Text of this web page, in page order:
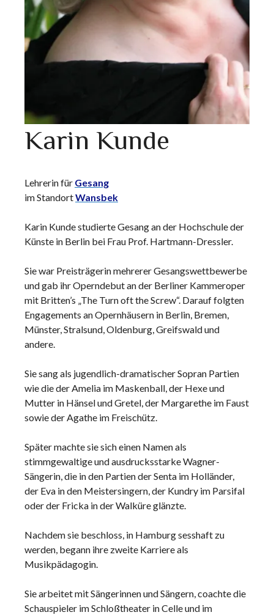
Karin Kunde
Lehrerin für Gesang
im StandortWansbek
Karin Kunde studierte Gesang an der Hochschule der
Künste in Berlin bei Frau Prof. Hartmann-Dressler.
Sie war Preisträgerin mehrerer Gesangswettbewerbe
und gab ihr Operndebut an der Berliner Kammeroper
mit Britten’s „The Turn oft the Screw“. Darauf folgten
Engagements an Opernhäusern in Berlin, Bremen,
Münster, Stralsund, Oldenburg, Greifswald und
andere.
Sie sang als jugendlich-dramatischer Sopran Partien
wie die der Amelia im Maskenball, der Hexe und
Mutter in Hänsel und Gretel, der Margarethe im Faust
sowie der Agathe im Freischütz.
Später machte sie sich einen Namen als
stimmgewaltige und ausdrucksstarke Wagner-
Sängerin, die in den Partien der Senta im Holländer,
der Eva in den Meistersingern, der Kundry im Parsifal
oder der Fricka in der Walküre glänzte.
Nachdem sie beschloss, in Hamburg sesshaft zu
werden, begann ihre zweite Karriere als
Musikpädagogin.
Sie arbeitet mit Sängerinnen und Sängern, coachte die
Schauspieler im Schloßtheater in Celle und im